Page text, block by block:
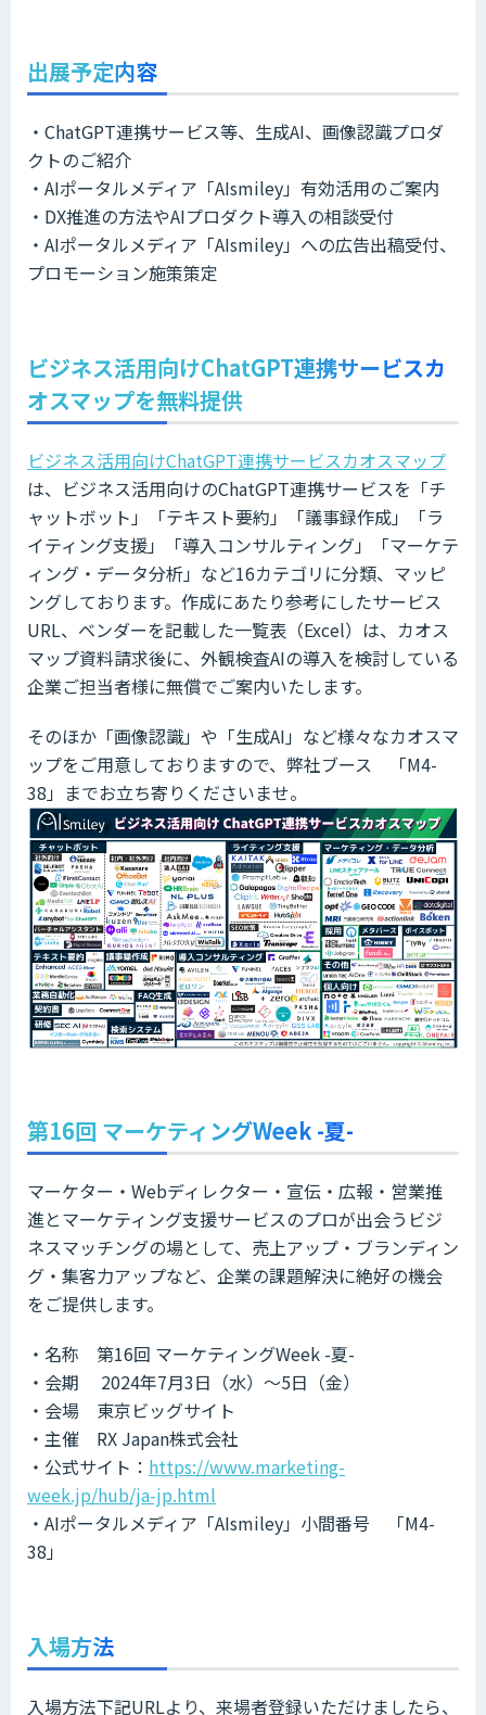
出展予定内容
・ChatGPT連携サービス等、生成AI、画像認識プロダ
クトのご紹介
・AIポータルメディア「AIsmiley」有効活用のご案内
・DX推進の方法やAIプロダクト導入の相談受付
・AIポータルメディア「AIsmiley」への広告出稿受付、
プロモーション施策策定
ビジネス活用向けChatGPT連携サービスカ
オスマップを無料提供
ビジネス活用向けChatGPT連携サービスカオスマップ
は、ビジネス活用向けのChatGPT連携サービスを「チ
ャットボット」「テキスト要約」「議事録作成」「ラ
イティング支援」「導入コンサルティング」「マーケテ
ィング・データ分析」など16カテゴリに分類、マッピ
ングしております。作成にあたり参考にしたサービス
URL、ベンダーを記載した一覧表（Excel）は、カオス
マップ資料請求後に、外観検査AIの導入を検討している
企業ご担当者様に無償でご案内いたします。
そのほか「画像認識」や「生成AI」など様々なカオスマ
ップをご用意しておりますので、弊社ブース 「M4-
38」までお立ち寄りくださいませ。
第16回 マーケティングWeek -夏-
マーケター・Webディレクター・宣伝・広報・営業推
進とマーケティング支援サービスのプロが出会うビジ
ネスマッチングの場として、売上アップ・ブランディン
グ・集客力アップなど、企業の課題解決に絶好の機会
をご提供します。
・名称 第16回 マーケティングWeek -夏-
・会期 2024年7月3日（水）～5日（金）
・会場 東京ビッグサイト
・主催 RX Japan株式会社
・公式サイト： https://www.marketing-
week.jp/hub/ja-jp.html
・AIポータルメディア「AIsmiley」小間番号 「M4-
38」
入場方法
入場方法下記URLより、来場者登録いただけましたら、